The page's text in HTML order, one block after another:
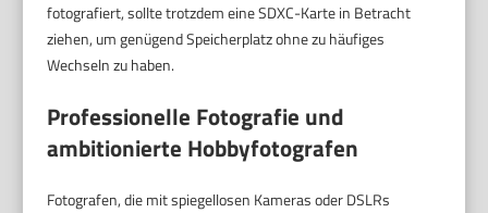
fotografiert, sollte trotzdem eine SDXC-Karte in Betracht
ziehen, um genügend Speicherplatz ohne zu häufiges
Wechseln zu haben.
Professionelle Fotografie und
ambitionierte Hobbyfotografen
Fotografen, die mit spiegellosen Kameras oder DSLRs